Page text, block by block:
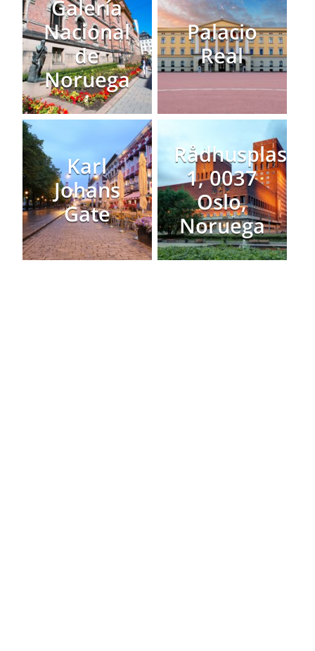
Galería
Nacional
de
Noruega
Palacio
Real
Karl
Johans
Gate
1, 0037
Oslo,
Noruega